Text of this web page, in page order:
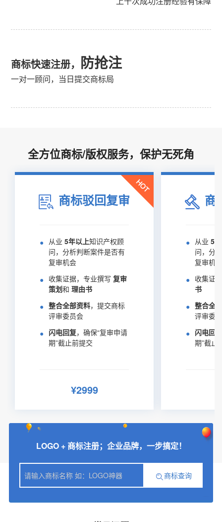
商标快速注册， 防抢注
一对一顾问，当日提交商标局
全方位商标/版权服务，保护无死角
商标驳回复审
• 从业 5年以上知识产权顾
问，分析判断案件是否有
复审机会
• 收集证据，专业撰写 复审
策划和 理由书
• 整合全部资料，提交商标
评审委员会
• 闪电回复，确保“复审申请
期”截止前提交
¥2999
商
• 从业 5
问，分
复审机会
• 收集证
书
• 整合全
评审委
• 闪电回复
期”截止
LOGO + 商标注册；企业品牌，一步搞定！
商标查询